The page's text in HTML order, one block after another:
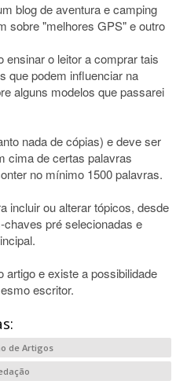
blog de aventura e camping
sobre "melhores GPS" e outro
o leitor a comprar tais
que podem influenciar na
alguns modelos que passarei
nada de cópias) e deve ser
cima de certas palavras
no mínimo 1500 palavras.
incluir ou alterar tópicos, desde
pré selecionadas e
artigo e existe a possibilidade
escritor.
de Artigos